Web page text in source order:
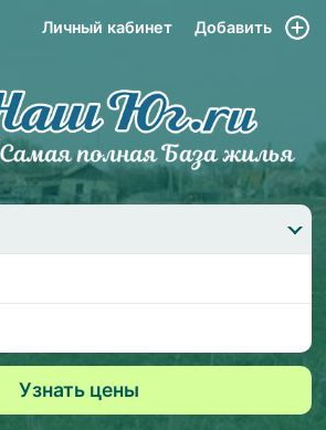
Личный кабинет Добавить